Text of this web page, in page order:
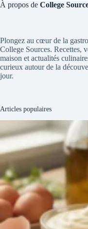
À propos de College
Plongez au cœur de la
College Sources. Recettes,
maison et actualités
curieux autour de la
jour.
Articles populaires